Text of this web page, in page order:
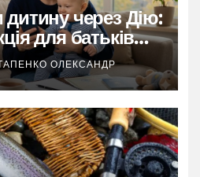
через Дію:
для батьків
ОЛЕКСАНДР